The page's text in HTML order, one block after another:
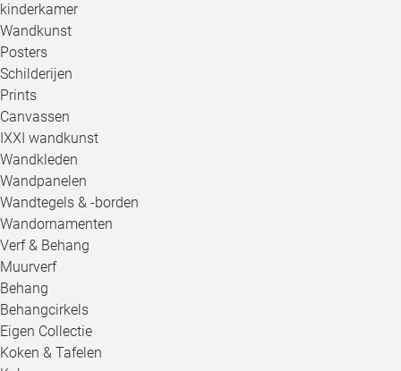
kinderkamer
Wandkunst
Posters
Schilderijen
Prints
Canvassen
IXXI wandkunst
Wandkleden
Wandpanelen
Wandtegels & -borden
Wandornamenten
Verf & Behang
Muurverf
Behang
Behangcirkels
Eigen Collectie
Koken & Tafelen